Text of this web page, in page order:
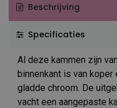
Beschrijving
Specificaties
Al deze kammen zijn
binnenkant is van
gladde chroom. De
vacht een aangepaste